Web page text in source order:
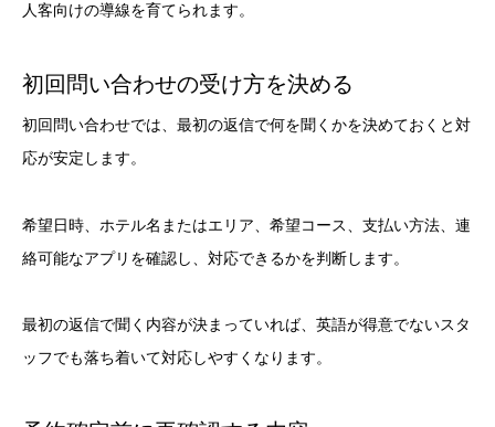
人客向けの導線を育てられます。
初回問い合わせの受け方を決める
初回問い合わせでは、最初の返信で何を聞くかを決めておくと対
応が安定します。
希望日時、ホテル名またはエリア、希望コース、支払い方法、連
絡可能なアプリを確認し、対応できるかを判断します。
最初の返信で聞く内容が決まっていれば、英語が得意でないスタ
ッフでも落ち着いて対応しやすくなります。